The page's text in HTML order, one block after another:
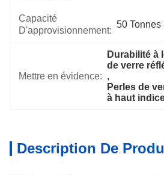
Capacité
D'approvisionnement:
50 Tonnes
Mettre en évidence:
Durabilité à
de verre
,
Perles de
à haut
Description De